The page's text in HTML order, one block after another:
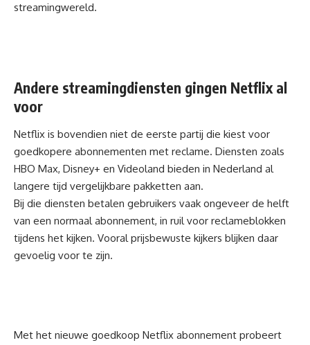
streamingwereld.
Andere streamingdiensten gingen Netflix al
voor
Netflix is bovendien niet de eerste partij die kiest voor
goedkopere abonnementen met reclame. Diensten zoals
HBO Max, Disney+ en Videoland bieden in Nederland al
langere tijd vergelijkbare pakketten aan.
Bij die diensten betalen gebruikers vaak ongeveer de helft
van een normaal abonnement, in ruil voor reclameblokken
tijdens het kijken. Vooral prijsbewuste kijkers blijken daar
gevoelig voor te zijn.
Met het nieuwe goedkoop Netflix abonnement probeert